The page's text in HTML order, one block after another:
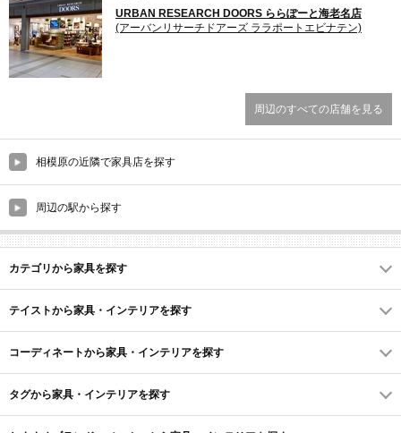
URBAN RESEARCH DOORS ららぽーと海老名店
(アーバンリサーチドアーズ ララポートエビナテン)
周辺のすべての店舗を見る
相模原の近隣で家具店を探す
周辺の駅から探す
カテゴリから家具を探す
テイストから家具・インテリアを探す
コーディネートから家具・インテリアを探す
タグから家具・インテリアを探す